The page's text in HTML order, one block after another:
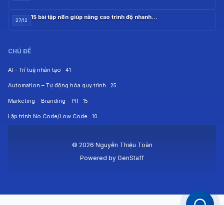
27/12 15 bài tập n8n giúp nâng cao trình độ nhanh…
CHỦ ĐỀ
AI - Trí tuệ nhân tạo 41
Automation – Tự động hóa quy trình 25
Marketing – Branding – PR 15
Lập trình No Code/Low Code 10
© 2026 Nguyễn Thiệu Toàn
Powered by GenStaff